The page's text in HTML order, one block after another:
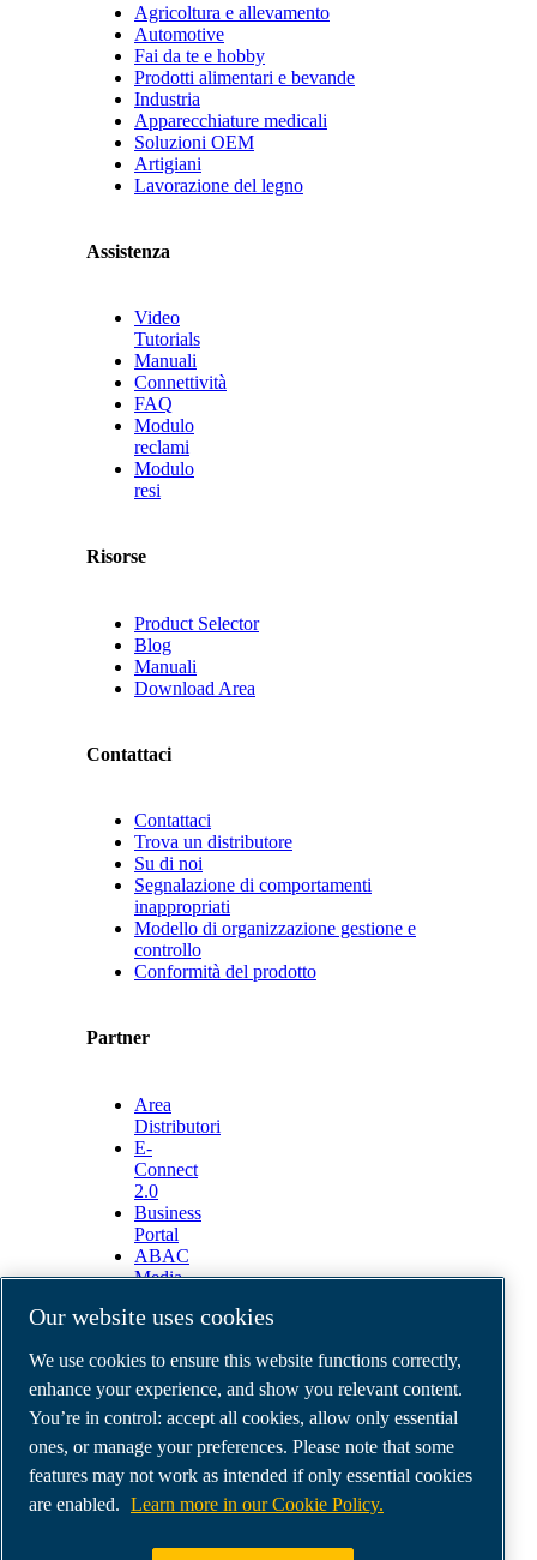
Agricoltura e allevamento
Automotive
Fai da te e hobby
Prodotti alimentari e bevande
Industria
Apparecchiature medicali
Soluzioni OEM
Artigiani
Lavorazione del legno
Assistenza
Video
Tutorials
Manuali
Connettività
FAQ
Modulo
reclami
Modulo
resi
Risorse
Product Selector
Blog
Manuali
Download Area
Contattaci
Contattaci
Trova un distributore
Su di noi
Segnalazione di comportamenti
inappropriati
Modello di organizzazione gestione e
controllo
Conformità del prodotto
Partner
Area
Distributori
E-
Connect
2.0
Business
Portal
ABAC
Media
Legal & Privacy Notices
Order return form
Order claim form
Manage cookies
ABAC Italia | MultiAir Italia S.r.l. Società a
Our website uses cookies
We use cookies to ensure this website functions correctly,
enhance your experience, and show you relevant content.
You’re in control: accept all cookies, allow only essential
ones, or manage your preferences. Please note that some
features may not work as intended if only essential cookies
are enabled. Learn more in our Cookie Policy.